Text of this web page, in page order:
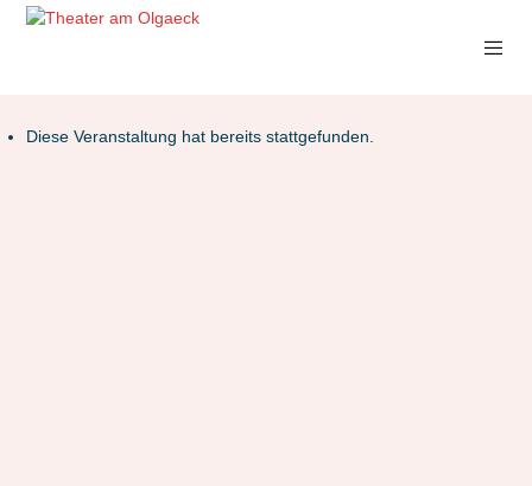
Diese Veranstaltung hat bereits stattgefunden.